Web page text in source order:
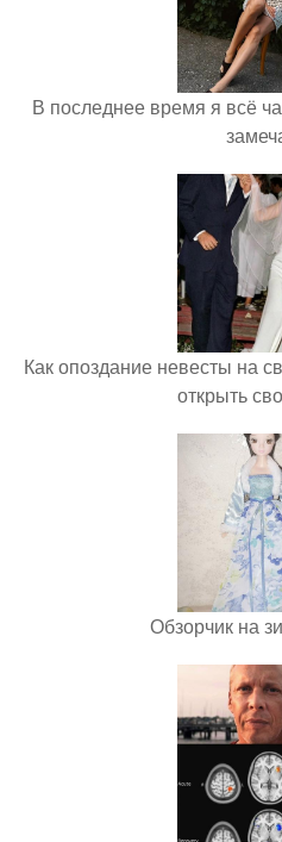
В последнее время я всё
Как опоздание невесты на
открыть
Обзорчик на